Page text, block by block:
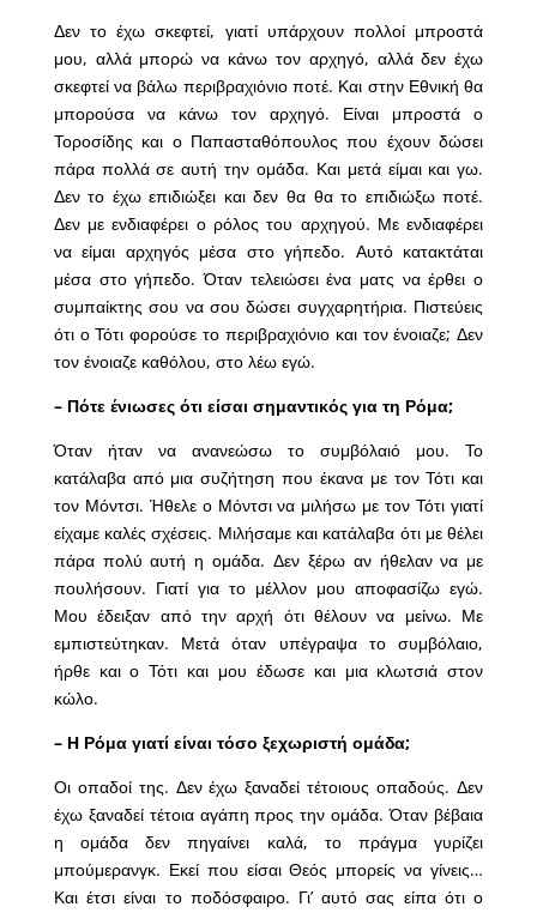
Δεν το έχω σκεφτεί, γιατί υπάρχουν πολλοί μπροστά
μου, αλλά μπορώ να κάνω τον αρχηγό, αλλά δεν έχω
σκεφτεί να βάλω περιβραχιόνιο ποτέ. Και στην Εθνική θα
μπορούσα να κάνω τον αρχηγό. Είναι μπροστά ο
Τοροσίδης και ο Παπασταθόπουλος που έχουν δώσει
πάρα πολλά σε αυτή την ομάδα. Και μετά είμαι και γω.
Δεν το έχω επιδιώξει και δεν θα θα το επιδιώξω ποτέ.
Δεν με ενδιαφέρει ο ρόλος του αρχηγού. Με ενδιαφέρει
να είμαι αρχηγός μέσα στο γήπεδο. Αυτό κατακτάται
μέσα στο γήπεδο. Όταν τελειώσει ένα ματς να έρθει ο
συμπαίκτης σου να σου δώσει συγχαρητήρια. Πιστεύεις
ότι ο Τότι φορούσε το περιβραχιόνιο και τον ένοιαζε; Δεν
τον ένοιαζε καθόλου, στο λέω εγώ.
– Πότε ένιωσες ότι είσαι σημαντικός για τη Ρόμα;
Όταν ήταν να ανανεώσω το συμβόλαιό μου. Το
κατάλαβα από μια συζήτηση που έκανα με τον Τότι και
τον Μόντσι. Ήθελε ο Μόντσι να μιλήσω με τον Τότι γιατί
είχαμε καλές σχέσεις. Μιλήσαμε και κατάλαβα ότι με θέλει
πάρα πολύ αυτή η ομάδα. Δεν ξέρω αν ήθελαν να με
πουλήσουν. Γιατί για το μέλλον μου αποφασίζω εγώ.
Μου έδειξαν από την αρχή ότι θέλουν να μείνω. Με
εμπιστεύτηκαν. Μετά όταν υπέγραψα το συμβόλαιο,
ήρθε και ο Τότι και μου έδωσε και μια κλωτσιά στον
κώλο.
– Η Ρόμα γιατί είναι τόσο ξεχωριστή ομάδα;
Οι οπαδοί της. Δεν έχω ξαναδεί τέτοιους οπαδούς. Δεν
έχω ξαναδεί τέτοια αγάπη προς την ομάδα. Όταν βέβαια
η ομάδα δεν πηγαίνει καλά, το πράγμα γυρίζει
μπούμερανγκ. Εκεί που είσαι Θεός μπορείς να γίνεις…
Και έτσι είναι το ποδόσφαιρο. Γι’ αυτό σας είπα ότι ο